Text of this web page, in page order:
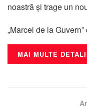
noastră și trage un
„Marcel de la
MAI MULTE